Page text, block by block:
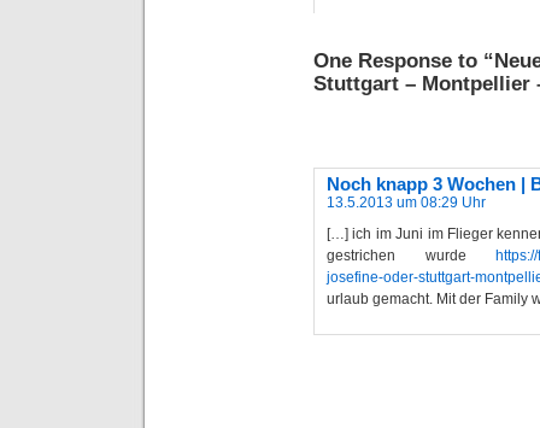
One Response to
Stuttgart – Montpellier
Noch knapp 3 Wochen |
13.5.2013 um 08:29 Uhr
[…] ich im Juni im Flieger
gestrichen wurde
josefine-oder-stuttgart-
urlaub gemacht. Mit der Family